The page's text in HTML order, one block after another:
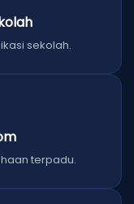
sekolah.
terpadu.